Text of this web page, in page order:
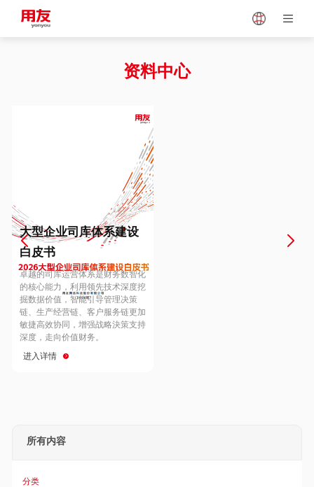
Vietnam
Europe
Hungary
Hong Kong
资料中心
大型企业司库体系建设
白皮书
卓越的司库运营体系是财务数智化
的核心能力，利用领先技术深度挖
掘数据价值，智能引导管理决策
链、生产经营链、客户服务链更加
敏捷高效协同，增强战略決策支持
深度，走向价值财务。
进入详情
所有内容
分类